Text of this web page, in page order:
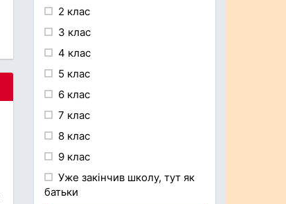
2 клас
3 клас
4 клас
5 клас
6 клас
7 клас
8 клас
9 клас
Уже закінчив школу, тут як
батьки